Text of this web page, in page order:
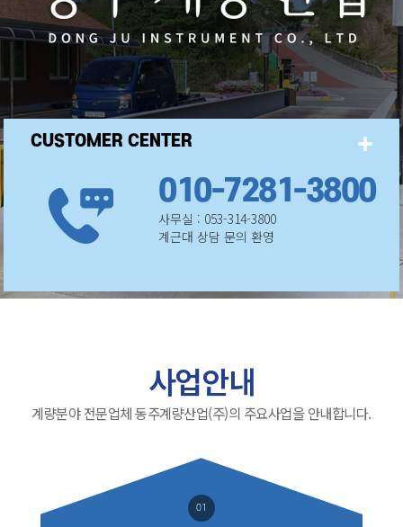
CUSTOMER CENTER
010-7281-3800
사무실 : 053-314-3800
계근대 상담 문의 환영
사업안내
계량분야 전문업체 동주계량산업(주)의 주요사업을 안내합니다.
01